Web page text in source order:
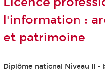
l'information :
et patrimoine
Diplôme national Niveau II -